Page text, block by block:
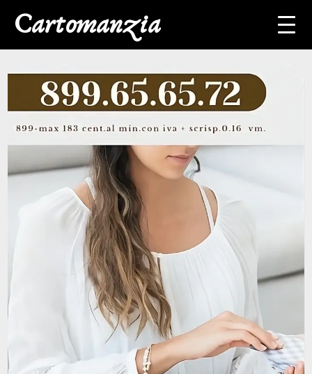
Cartomanzia
Cartomanzia con
Cartomanzia
Amore
Tarocchi